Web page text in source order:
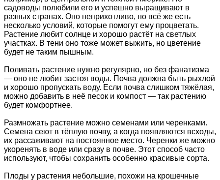
садоводы полюбили его и успешно выращивают в
разных странах. Оно неприхотливо, но всё же есть
несколько условий, которые помогут ему процветать.
Растение любит солнце и хорошо растёт на светлых
участках. В тени оно тоже может выжить, но цветение
будет не таким пышным.
Поливать растение нужно регулярно, но без фанатизма
— оно не любит застоя воды. Почва должна быть рыхлой
и хорошо пропускать воду. Если почва слишком тяжёлая,
можно добавить в неё песок и компост — так растению
будет комфортнее.
Размножать растение можно семенами или черенками.
Семена сеют в тёплую почву, а когда появляются всходы,
их рассаживают на постоянное место. Черенки же можно
укоренять в воде или сразу в почве. Этот способ часто
используют, чтобы сохранить особенно красивые сорта.
Плоды у растения небольшие, похожи на крошечные